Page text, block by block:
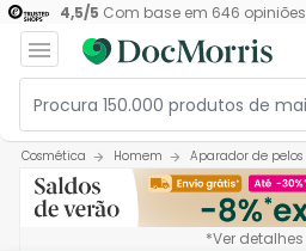
4,5/5 Com base em 646 opiniões
Cosmética Homem Aparador de pelos
*Ver detalhes